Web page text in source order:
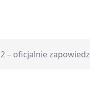
– oficjalnie